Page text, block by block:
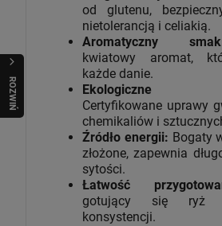
R
O
Z
W
I
Ń
O
B
I
od glutenu,
nietolerancją i celiakią.
Aromatyczny
kwiatowy aromat,
każde danie.
Ekologiczne
Certyfikowane uprawy
chemikaliów i
Źródło energii: Bogaty
złożone, zapewnia
sytości.
Łatwość
gotujący się ryż
konsystencji.